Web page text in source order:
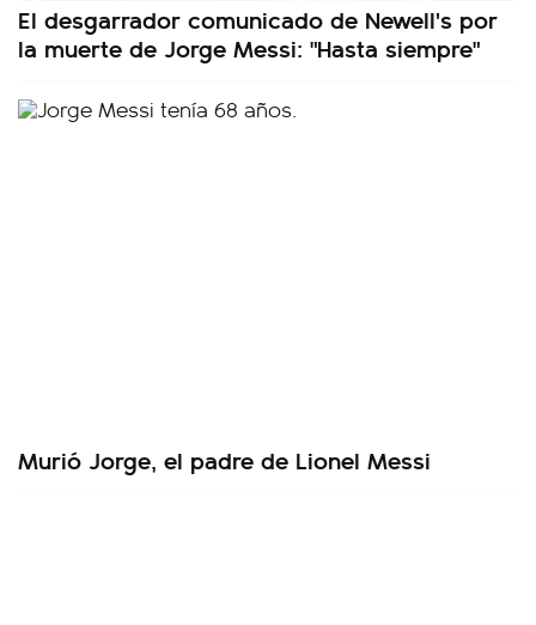
El desgarrador comunicado de Newell's por
la muerte de Jorge Messi: "Hasta siempre"
Murió Jorge, el padre de Lionel Messi